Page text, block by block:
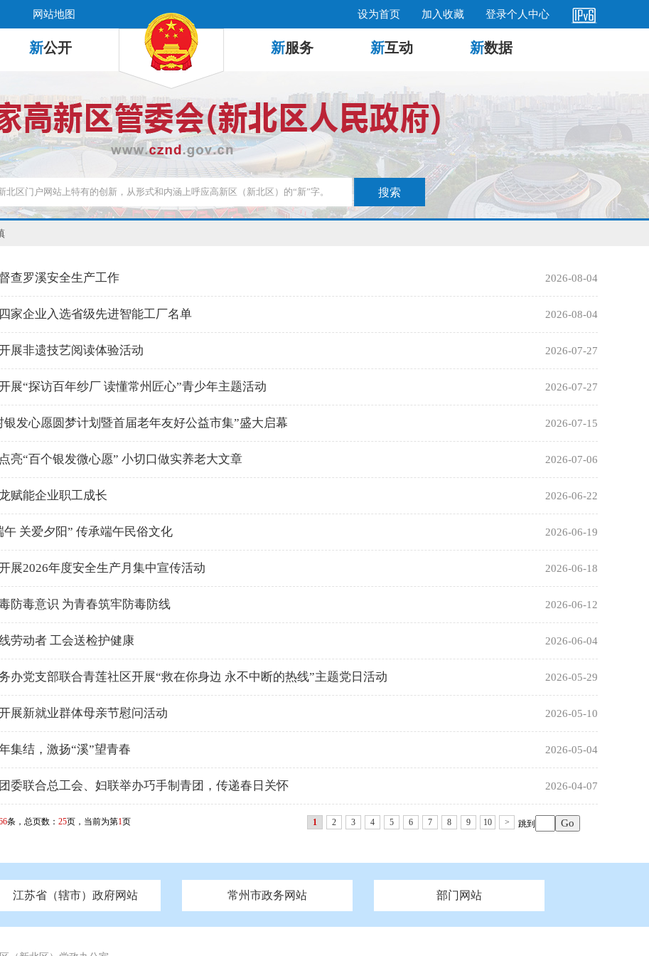
网站地图 设为首页 加入收藏 登录个人中心
新公开 新服务 新互动 新数据
查罗溪安全生产工作 2026-08-04
家企业入选省级先进智能工厂名单 2026-08-04
展非遗技艺阅读体验活动 2026-07-27
展“探访百年纱厂 读懂常州匠心”青少年主题活动 2026-07-27
银发心愿圆梦计划暨首届老年友好公益市集”盛大启幕 2026-07-15
亮“百个银发微心愿” 小切口做实养老大文章 2026-07-06
赋能企业职工成长 2026-06-22
午 关爱夕阳” 传承端午民俗文化 2026-06-19
展2026年度安全生产月集中宣传活动 2026-06-18
防毒意识 为青春筑牢防毒防线 2026-06-12
劳动者 工会送检护健康 2026-06-04
办党支部联合青莲社区开展“救在你身边 永不中断的热线”主题党日活动 2026-05-29
展新就业群体母亲节慰问活动 2026-05-10
集结，激扬“溪”望青春 2026-05-04
委联合总工会、妇联举办巧手制青团，传递春日关怀 2026-04-07
条，总页数： 25页，当前为第1页 1 2 3 4 5 6 7 8 9 10 > 跳到
山西 辽宁 吉林 黑龙江 上海 山东 江苏 浙江 安徽 福建 江西 河南 湖北
江苏省（辖市）政府网站
府 无锡市政府 常州市政府 徐州市政府 镇江市政府 扬州市政府 泰州市政府 盐城市政府
常州市政务网站
技局 市民族宗教事务局 市公安局 市民政局 市司法局 市财政局 市人社局 市自然资源和规划局
市生态环境局 市城管局
部门网站
区人大 区政协 纪委监委 检察院 组织部